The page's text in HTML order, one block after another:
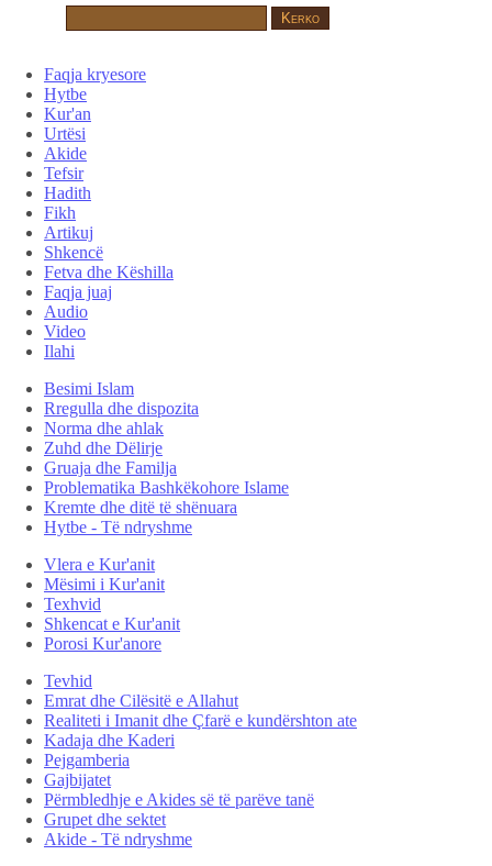
Faqja kryesore
Hytbe
Kur'an
Urtësi
Akide
Tefsir
Hadith
Fikh
Artikuj
Shkencë
Fetva dhe Këshilla
Faqja juaj
Audio
Video
Ilahi
Besimi Islam
Rregulla dhe dispozita
Norma dhe ahlak
Zuhd dhe Dëlirje
Gruaja dhe Familja
Problematika Bashkëkohore Islame
Kremte dhe ditë të shënuara
Hytbe - Të ndryshme
Vlera e Kur'anit
Mësimi i Kur'anit
Texhvid
Shkencat e Kur'anit
Porosi Kur'anore
Tevhid
Emrat dhe Cilësitë e Allahut
Realiteti i Imanit dhe Çfarë e kundërshton ate
Kadaja dhe Kaderi
Pejgamberia
Gajbijatet
Përmbledhje e Akides së të parëve tanë
Grupet dhe sektet
Akide - Të ndryshme